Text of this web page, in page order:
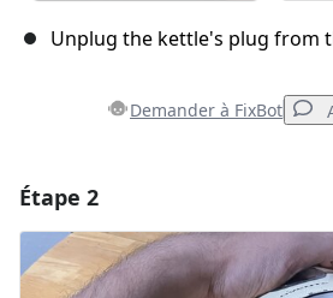
Unplug the kettle's plug from
Demander à FixBot
Ajouter un commentaire
Étape 2